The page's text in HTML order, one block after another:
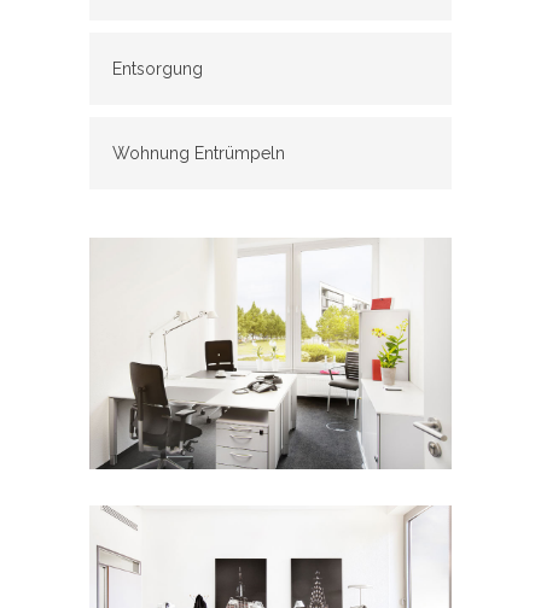
Entsorgung
Wohnung Entrümpeln